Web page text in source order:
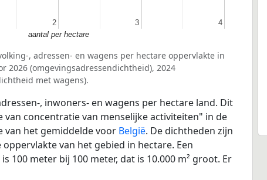
2
2 3
3 4
4
aantal per hectare
, adressen- en wagens per hectare oppervlakte in
2026 (omgevingsadressendichtheid), 2024
met wagens).
, inwoners- en wagens per hectare land. Dit
van concentratie van menselijke activiteiten" in de
van het gemiddelde voor België. De dichtheden zijn
van het gebied in hectare. Een
100 meter bij 100 meter, dat is 10.000 m² groot. Er